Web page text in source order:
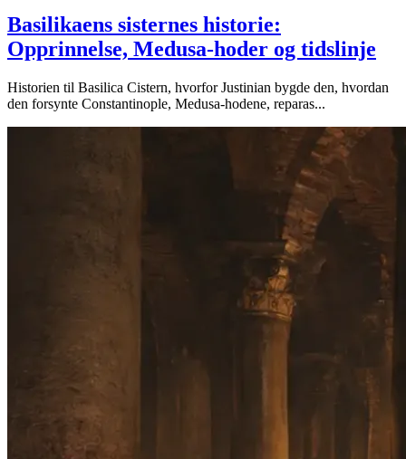
Basilikaens sisternes historie:
Opprinnelse, Medusa-hoder og tidslinje
Historien til Basilica Cistern, hvorfor Justinian bygde den, hvordan
den forsynte Constantinople, Medusa-hodene, reparas...